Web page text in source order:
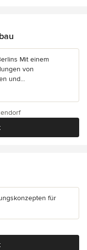
Mit einem
von
und...
für